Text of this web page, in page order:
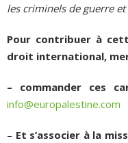
les criminels de guerre
Pour contribuer à
droit international,
– commander ces
info@europalestine.com
– Et s’associer à la